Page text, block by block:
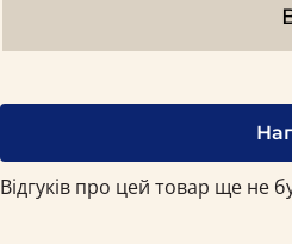
Відгуків про цей товар ще не